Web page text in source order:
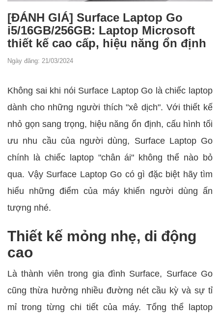
[ĐÁNH GIÁ] Surface Laptop Go
i5/16GB/256GB: Laptop Microsoft
thiết kế cao cấp, hiệu năng ổn định
Ngày đăng: 21/03/2024
Không sai khi nói Surface Laptop Go là chiếc laptop
dành cho những người thích "xê dịch". Với thiết kế
nhỏ gọn sang trọng, hiệu năng ổn định, cấu hình tối
ưu nhu cầu của người dùng, Surface Laptop Go
chính là chiếc laptop "chân ái" không thể nào bỏ
qua. Vậy Surface Laptop Go có gì đặc biệt hãy tìm
hiểu những điểm của máy khiến người dùng ấn
tượng nhé.
Thiết kế mỏng nhẹ, di động
cao
Là thành viên trong gia đình Surface, Surface Go
cũng thừa hưởng nhiều đường nét cầu kỳ và sự tỉ
mỉ trong từng chi tiết của máy. Tổng thể laptop